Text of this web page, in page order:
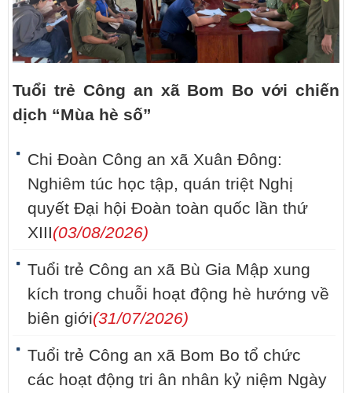
Tuổi trẻ Công an xã Bom Bo với chiến
dịch “Mùa hè số”
Chi Đoàn Công an xã Xuân Đông:
Nghiêm túc học tập, quán triệt Nghị
quyết Đại hội Đoàn toàn quốc lần thứ
XIII(03/08/2026)
Tuổi trẻ Công an xã Bù Gia Mập xung
kích trong chuỗi hoạt động hè hướng về
biên giới(31/07/2026)
Tuổi trẻ Công an xã Bom Bo tổ chức
các hoạt động tri ân nhân kỷ niệm Ngày